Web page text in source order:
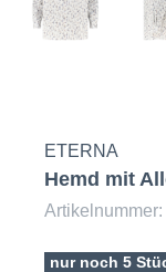
ETERNA
Hemd mit
nur noch 5